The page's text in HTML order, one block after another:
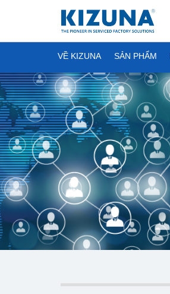
VỀ KIZUNA SẢN PHẨM